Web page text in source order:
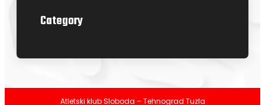
Category
Atletski klub Sloboda – Tehnograd Tuzla